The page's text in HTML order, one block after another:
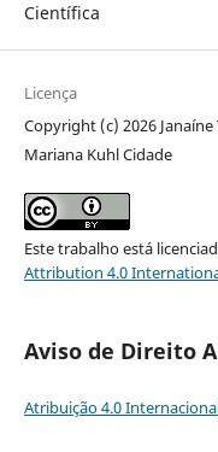
Científica
Licença
Copyright (c) 2026
Mariana Kuhl Cidade
Este trabalho está
Attribution 4.0
Aviso de Direito
Atribuição 4.0